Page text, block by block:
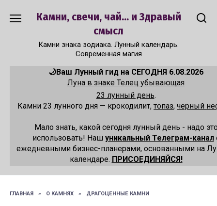
Камни, свечи, чай... и Здравый
смысл
Камни знака зодиака. Лунный календарь.
Современная магия
🌙Ваш Лунный гид на СЕГОДНЯ 6.08.2026
Луна в знаке Телец убывающая
23 лунный день.
Камни 23 лунного дня — крокодилит, топаз, черный
Мало знать, какой сегодня лунный день - надо
использовать! Наш уникальный Телеграм-канал
ежедневными бизнес-планерами, основанными на
календаре. ПРИСОЕДИНЯЙСЯ!
ГЛАВНАЯ » О КАМНЯХ » ДРАГОЦЕННЫЕ КАМНИ